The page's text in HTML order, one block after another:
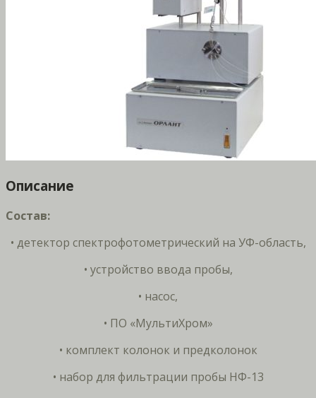
Описание
Состав:
• детектор спектрофотометрический на УФ-область,
• устройство ввода пробы,
• насос,
• ПО «МультиХром»
• комплект колонок и предколонок
• набор для фильтрации пробы НФ-13